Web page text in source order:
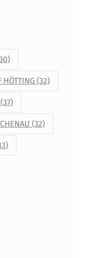
HÖTTING (32)
(37)
(32)